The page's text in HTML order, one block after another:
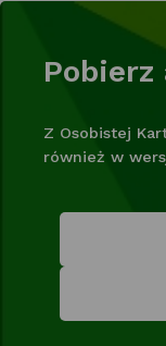
Z Osobistej
również w